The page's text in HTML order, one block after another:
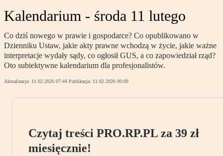
Kalendarium - środa 11 lutego
Co dziś nowego w prawie i gospodarce? Co opublikowano w
Dzienniku Ustaw, jakie akty prawne wchodzą w życie, jakie ważne
interpretacje wydały sądy, co ogłosił GUS, a co zapowiedział rząd?
Oto subiektywne kalendarium dla profesjonalistów.
Aktualizacja: 11.02.2026 07:44 Publikacja: 11.02.2026 00:09
Czytaj treści PRO.RP.PL za 39 zł
miesięcznie!